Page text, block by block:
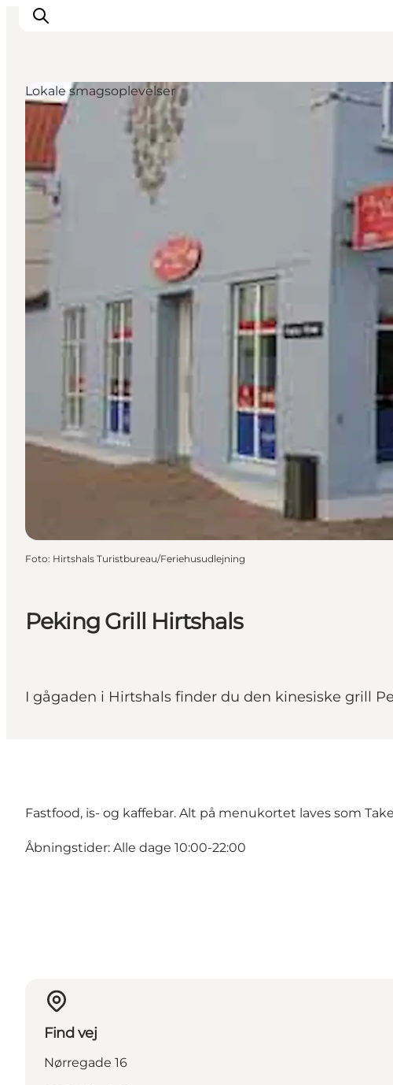
Inspiration
Destinationer
Oplevelser
Overnatning
Planlæg ferien
Peking Grill Hirtshals
I gågaden i Hirtshals finder du den kinesiske grill
Lokale smagsoplevelser
Foto: Hirtshals Turistbureau/Feriehusudlejning
Fastfood, is- og kaffebar. Alt på menukortet laves som
Åbningstider: Alle dage 10:00-22:00
Find vej
Nørregade 16